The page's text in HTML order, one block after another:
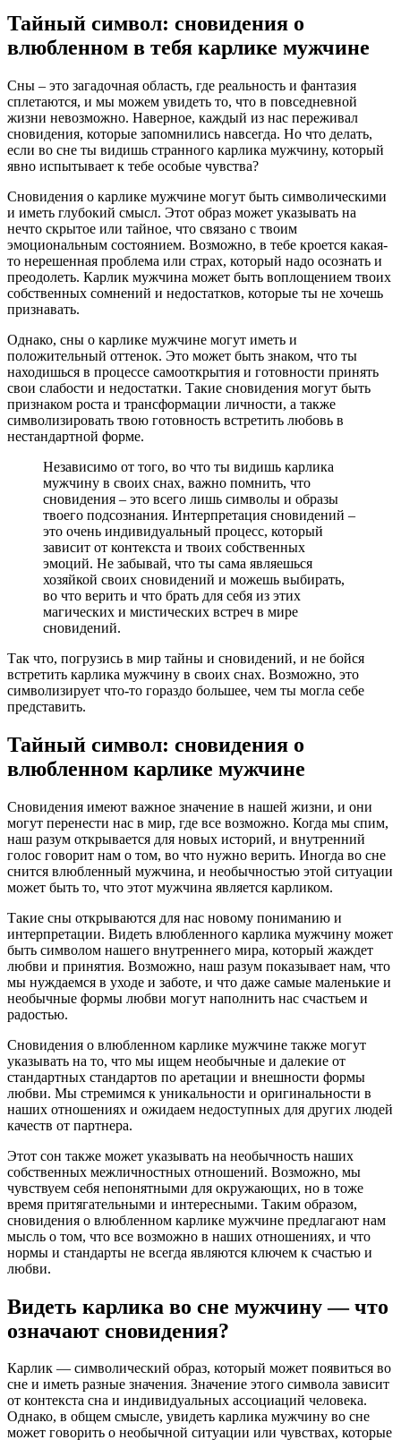
Тайный символ: сновидения о
влюбленном в тебя карлике мужчине
Сны – это загадочная область, где реальность и фантазия
сплетаются, и мы можем увидеть то, что в повседневной
жизни невозможно. Наверное, каждый из нас переживал
сновидения, которые запомнились навсегда. Но что делать,
если во сне ты видишь странного карлика мужчину, который
явно испытывает к тебе особые чувства?
Сновидения о карлике мужчине могут быть символическими
и иметь глубокий смысл. Этот образ может указывать на
нечто скрытое или тайное, что связано с твоим
эмоциональным состоянием. Возможно, в тебе кроется какая-
то нерешенная проблема или страх, который надо осознать и
преодолеть. Карлик мужчина может быть воплощением твоих
собственных сомнений и недостатков, которые ты не хочешь
признавать.
Однако, сны о карлике мужчине могут иметь и
положительный оттенок. Это может быть знаком, что ты
находишься в процессе самооткрытия и готовности принять
свои слабости и недостатки. Такие сновидения могут быть
признаком роста и трансформации личности, а также
символизировать твою готовность встретить любовь в
нестандартной форме.
Независимо от того, во что ты видишь карлика
мужчину в своих снах, важно помнить, что
сновидения – это всего лишь символы и образы
твоего подсознания. Интерпретация сновидений –
это очень индивидуальный процесс, который
зависит от контекста и твоих собственных
эмоций. Не забывай, что ты сама являешься
хозяйкой своих сновидений и можешь выбирать,
во что верить и что брать для себя из этих
магических и мистических встреч в мире
сновидений.
Так что, погрузись в мир тайны и сновидений, и не бойся
встретить карлика мужчину в своих снах. Возможно, это
символизирует что-то гораздо большее, чем ты могла себе
представить.
Тайный символ: сновидения о
влюбленном карлике мужчине
Сновидения имеют важное значение в нашей жизни, и они
могут перенести нас в мир, где все возможно. Когда мы спим,
наш разум открывается для новых историй, и внутренний
голос говорит нам о том, во что нужно верить. Иногда во сне
снится влюбленный мужчина, и необычностью этой ситуации
может быть то, что этот мужчина является карликом.
Такие сны открываются для нас новому пониманию и
интерпретации. Видеть влюбленного карлика мужчину может
быть символом нашего внутреннего мира, который жаждет
любви и принятия. Возможно, наш разум показывает нам, что
мы нуждаемся в уходе и заботе, и что даже самые маленькие и
необычные формы любви могут наполнить нас счастьем и
радостью.
Сновидения о влюбленном карлике мужчине также могут
указывать на то, что мы ищем необычные и далекие от
стандартных стандартов по аретации и внешности формы
любви. Мы стремимся к уникальности и оригинальности в
наших отношениях и ожидаем недоступных для других людей
качеств от партнера.
Этот сон также может указывать на необычность наших
собственных межличностных отношений. Возможно, мы
чувствуем себя непонятными для окружающих, но в тоже
время притягательными и интересными. Таким образом,
сновидения о влюбленном карлике мужчине предлагают нам
мысль о том, что все возможно в наших отношениях, и что
нормы и стандарты не всегда являются ключем к счастью и
любви.
Видеть карлика во сне мужчину — что
означают сновидения?
Карлик — символический образ, который может появиться во
сне и иметь разные значения. Значение этого символа зависит
от контекста сна и индивидуальных ассоциаций человека.
Однако, в общем смысле, увидеть карлика мужчину во сне
может говорить о необычной ситуации или чувствах, которые